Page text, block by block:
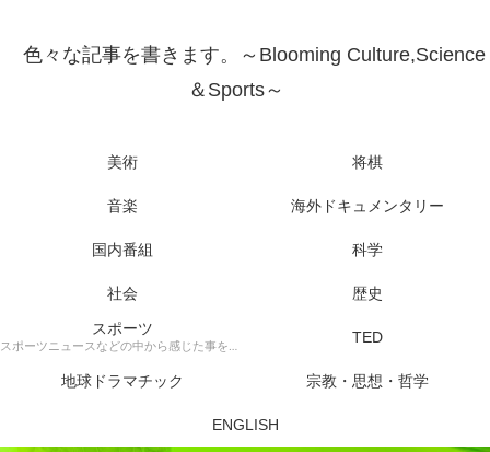
色々な記事を書きます。～Blooming Culture,Science
＆Sports～
美術 将棋
音楽 海外ドキュメンタリー
国内番組 科学
社会
歴史
スポーツ
スポーツニュースなどの中から感じた事を書きます。 TED
地球ドラマチック 宗教・思想・哲学
ENGLISH